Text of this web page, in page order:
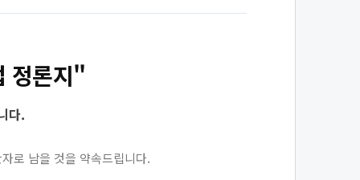
정론지"
다.
로 남을 것을 약속드립니다.